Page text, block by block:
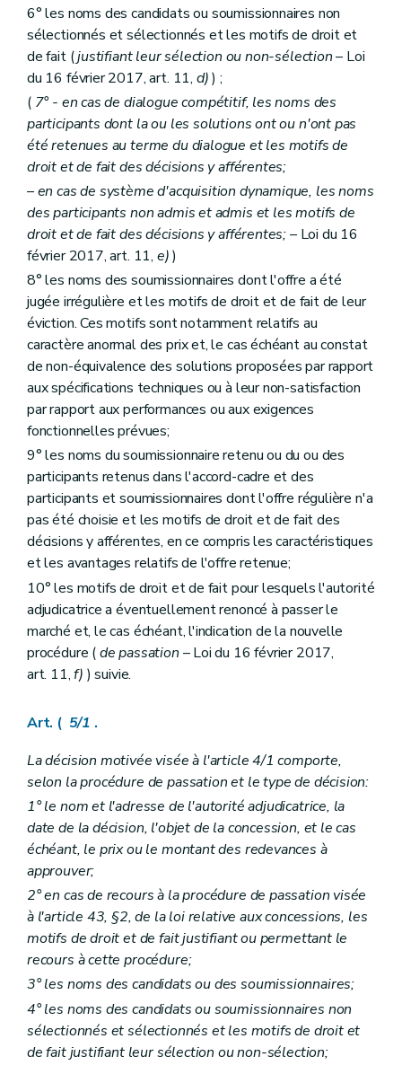
6° les noms des candidats ou soumissionnaires non
sélectionnés et sélectionnés et les motifs de droit et
de fait (justifiant leur sélection ou non-sélection– Loi
du 16 février 2017, art. 11, d)) ;
( 7° - en cas de dialogue compétitif, les noms des
participants dont la ou les solutions ont ou n'ont pas
été retenues au terme du dialogue et les motifs de
droit et de fait des décisions y afférentes;
– en cas de système d'acquisition dynamique, les noms
des participants non admis et admis et les motifs de
droit et de fait des décisions y afférentes;– Loi du 16
février 2017, art. 11, e))
8° les noms des soumissionnaires dont l'offre a été
jugée irrégulière et les motifs de droit et de fait de leur
éviction. Ces motifs sont notamment relatifs au
caractère anormal des prix et, le cas échéant au constat
de non-équivalence des solutions proposées par rapport
aux spécifications techniques ou à leur non-satisfaction
par rapport aux performances ou aux exigences
fonctionnelles prévues;
9° les noms du soumissionnaire retenu ou du ou des
participants retenus dans l'accord-cadre et des
participants et soumissionnaires dont l'offre régulière n'a
pas été choisie et les motifs de droit et de fait des
décisions y afférentes, en ce compris les caractéristiques
et les avantages relatifs de l'offre retenue;
10° les motifs de droit et de fait pour lesquels l'autorité
adjudicatrice a éventuellement renoncé à passer le
marché et, le cas échéant, l'indication de la nouvelle
procédure (de passation – Loi du 16 février 2017,
art. 11,f) ) suivie.
Art. ( 5/1 .
La décision motivée visée à l'article 4/1 comporte,
selon la procédure de passation et le type de décision:
1° le nom et l'adresse de l'autorité adjudicatrice, la
date de la décision, l'objet de la concession, et le cas
échéant, le prix ou le montant des redevances à
approuver;
2° en cas de recours à la procédure de passation visée
à l'article 43, §2, de la loi relative aux concessions, les
motifs de droit et de fait justifiant ou permettant le
recours à cette procédure;
3° les noms des candidats ou des soumissionnaires;
4° les noms des candidats ou soumissionnaires non
sélectionnés et sélectionnés et les motifs de droit et
de fait justifiant leur sélection ou non-sélection;